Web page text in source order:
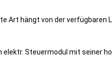
Art hängt von der verfügbaren
Steuermodul mit seiner